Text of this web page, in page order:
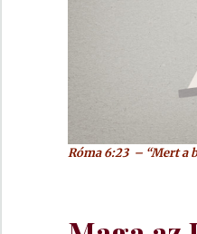
Róma 6:23 – “Mert a